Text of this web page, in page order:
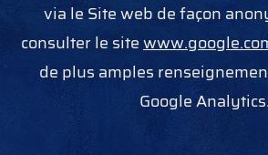
via le Site web de façon
consulter le site
de plus amples
Google Analytics.